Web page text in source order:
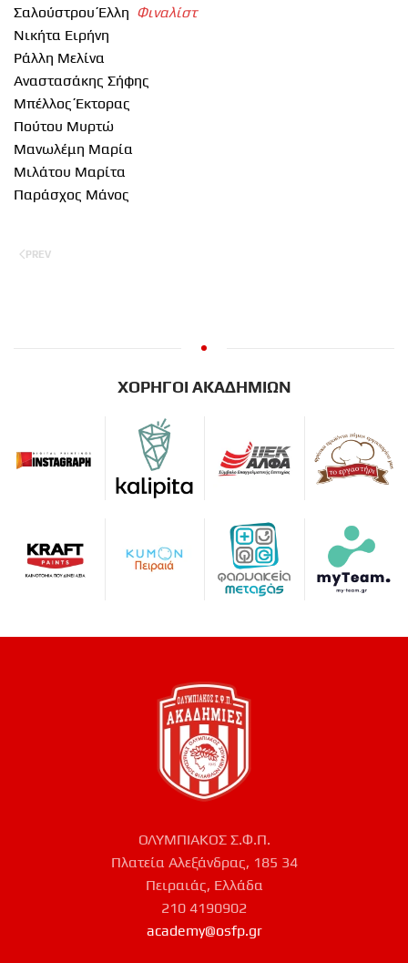
Σαλούστρου Έλλη Φιναλίστ
Νικήτα Ειρήνη
Ράλλη Μελίνα
Αναστασάκης Σήφης
Μπέλλος Έκτορας
Πούτου Μυρτώ
Μανωλέμη Μαρία
Μιλάτου Μαρίτα
Παράσχος Μάνος
PREV
ΧΟΡΗΓΟΙ ΑΚΑΔΗΜΙΩΝ
ΟΛΥΜΠΙΑΚΟΣ Σ.Φ.Π.
Πλατεία Αλεξάνδρας, 185 34
Πειραιάς, Ελλάδα
210 4190902
academy@osfp.gr